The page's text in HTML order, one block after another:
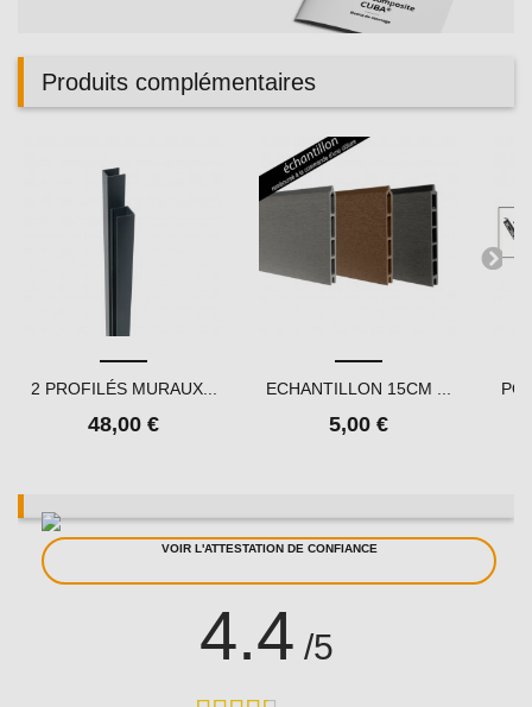
Produits complémentaires
2 PROFILÉS MURAUX...
48,00 €
ECHANTILLON 15CM ...
5,00 €
VOIR L'ATTESTATION DE CONFIANCE
4.4 /5